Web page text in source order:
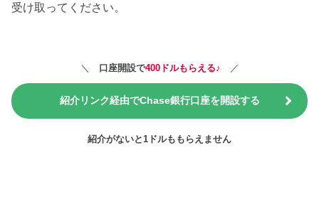
受け取ってください。
＼ 口座開設で400ドルもらえる♪ ／
紹介リンク経由でChase銀行口座を開設する
紹介がないと1ドルももらえません